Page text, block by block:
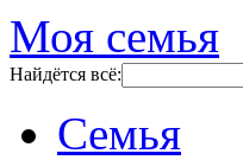
Моя семья
Найдётся всё:
Семья